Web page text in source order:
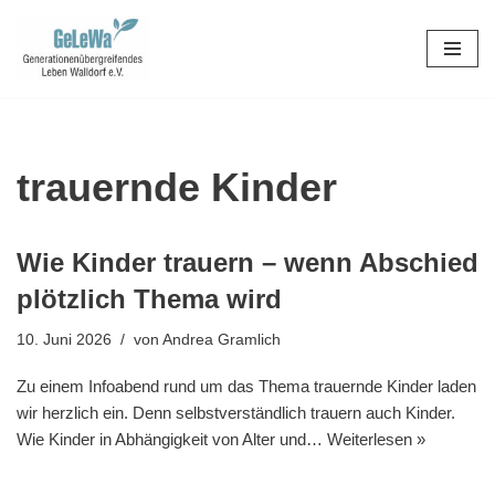
Zum
trauernde Kinder
Wie Kinder trauern – wenn Abschied
plötzlich Thema wird
10. Juni 2026 von Andrea Gramlich
Zu einem Infoabend rund um das Thema trauernde Kinder laden
wir herzlich ein. Denn selbstverständlich trauern auch Kinder.
Wie Kinder in Abhängigkeit von Alter und… Weiterlesen »